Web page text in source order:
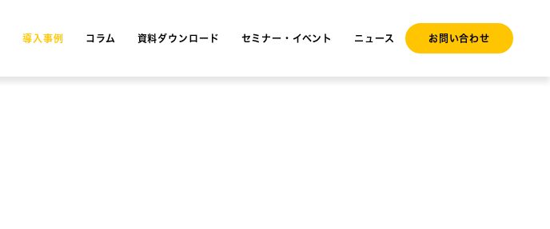
導入事例 コラム 資料ダウンロード セミナー・イベント ニュース お問い合わせ